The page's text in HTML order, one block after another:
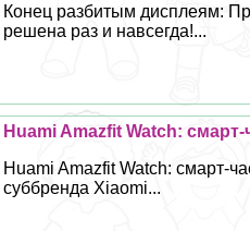
Конец разбитым дисплеям:
решена раз и навсегда!...
Huami Amazfit Watch:
Huami Amazfit Watch: смарт-
суббренда Xiaomi...